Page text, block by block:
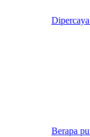
Berapa